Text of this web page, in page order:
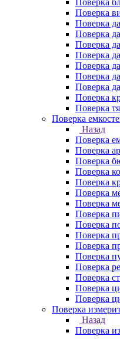
Поверка
Поверка
Поверка
Поверка
Поверка
Поверка
Поверка
Поверка
Поверка
Поверка
Поверка
Поверка
Назад
Поверка
Поверка
Поверка
Поверка
Поверка
Поверка
Поверка
Поверка
Поверка
Поверка
Поверка
Поверка
Поверка
Поверка
Поверка
Поверка
Поверка
Назад
Поверка